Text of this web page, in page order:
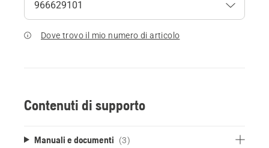
Dove trovo il mio numero di articolo
Contenuti di supporto
Manuali e documenti (3)